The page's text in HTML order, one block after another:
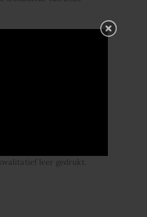
voordeel: ze passen
voorhoofd een keuze
bij vrouwen, maar
gauw te opvallend is.
leer gedrukt.